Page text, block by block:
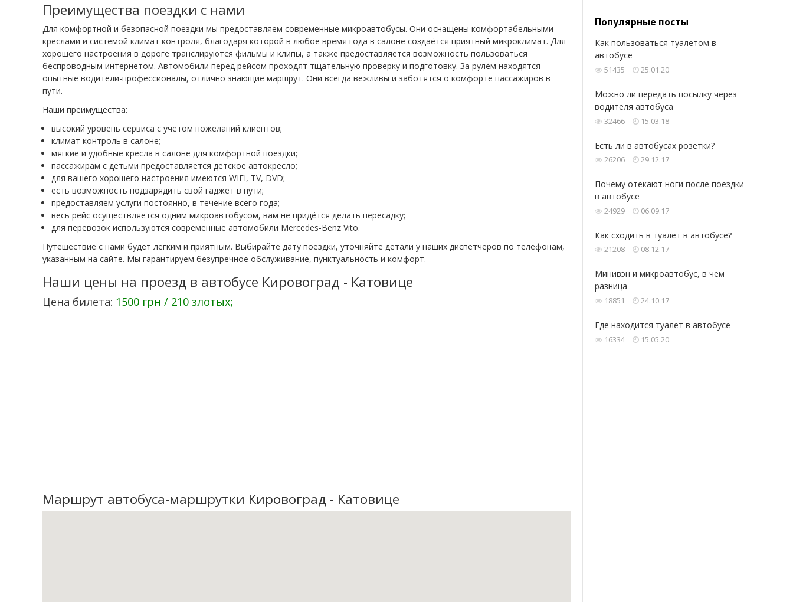
Преимущества поездки с нами
Для комфортной и безопасной поездки мы предоставляем современные микроавтобусы. Они оснащены комфортабельными
креслами и системой климат контроля, благодаря которой в любое время года в салоне создаётся приятный микроклимат. Для
хорошего настроения в дороге транслируются фильмы и клипы, а также предоставляется возможность пользоваться
беспроводным интернетом. Автомобили перед рейсом проходят тщательную проверку и подготовку. За рулём находятся
опытные водители-профессионалы, отлично знающие маршрут. Они всегда вежливы и заботятся о комфорте пассажиров в
пути.
Наши преимущества:
высокий уровень сервиса с учётом пожеланий клиентов;
климат контроль в салоне;
мягкие и удобные кресла в салоне для комфортной поездки;
пассажирам с детьми предоставляется детское автокресло;
для вашего хорошего настроения имеются WIFI, TV, DVD;
есть возможность подзарядить свой гаджет в пути;
предоставляем услуги постоянно, в течение всего года;
весь рейс осуществляется одним микроавтобусом, вам не придётся делать пересадку;
для перевозок используются современные автомобили Mercedes-Benz Vito.
Путешествие с нами будет лёгким и приятным. Выбирайте дату поездки, уточняйте детали у наших диспетчеров по телефонам,
указанным на сайте. Мы гарантируем безупречное обслуживание, пунктуальность и комфорт.
Наши цены на проезд в автобусе Кировоград - Катовице
Цена билета: 1500 грн / 210 злотых;
Маршрут автобуса-маршрутки Кировоград - Катовице
Популярные посты
Как пользоваться туалетом в
автобусе
51435 25.01.20
Можно ли передать посылку через
водителя автобуса
32466 15.03.18
Есть ли в автобусах розетки?
26206 29.12.17
Почему отекают ноги после поездки
в автобусе
24929 06.09.17
Как сходить в туалет в автобусе?
21208 08.12.17
Минивэн и микроавтобус, в чём
разница
18851 24.10.17
Где‌ находится ‌туалет‌ ‌в‌ ‌автобусе‌ ‌
16334 15.05.20